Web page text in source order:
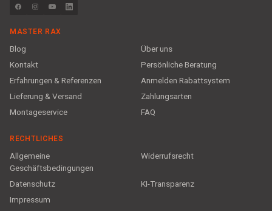
MASTER RAX
Blog
Über uns
Kontakt
Persönliche Beratung
Erfahrungen & Referenzen
Anmelden Rabattsystem
Lieferung & Versand
Zahlungsarten
Montageservice
FAQ
RECHTLICHES
Allgemeine
Geschäftsbedingungen
Widerrufsrecht
Datenschutz
KI-Transparenz
Impressum